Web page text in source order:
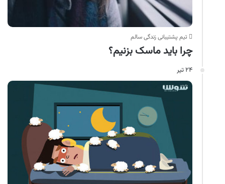
تیم پشتیبانی زندگی سالم
چرا باید ماسک بزنیم؟
۲۴ تیر